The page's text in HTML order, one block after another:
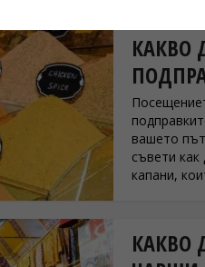
КАКВО
вашето
съвети
капани,
КАКВО